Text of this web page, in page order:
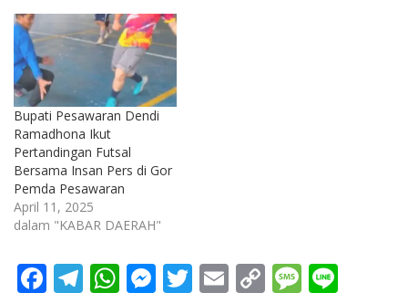
Bupati Pesawaran Dendi
Ramadhona Ikut
Pertandingan Futsal
Bersama Insan Pers di Gor
Pemda Pesawaran
April 11, 2025
dalam "KABAR DAERAH"
F T W M T E C M